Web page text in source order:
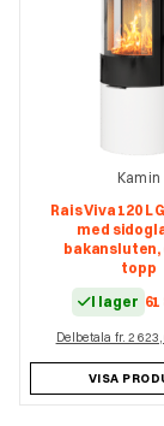
Kamin
Rais Viva 120 L
med
bakansluten,
topp
I lager
Delbetala fr. 2
VISA